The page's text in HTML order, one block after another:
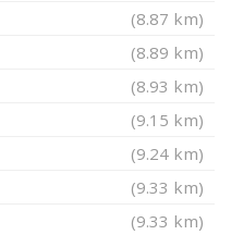
(8.87 km)
(8.89 km)
(8.93 km)
(9.15 km)
(9.24 km)
(9.33 km)
(9.33 km)